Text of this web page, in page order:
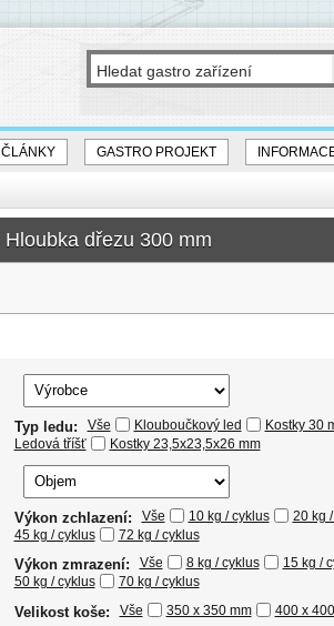
ČLÁNKY GASTRO PROJEKT
Hloubka dřezu 300 mm
Typ ledu: Vše Klouboučkový led Kostky 30
Ledová tříšť
Kostky 23,5x23,5x26 mm
Výkon zchlazení: Vše 10 kg / cyklus 20 kg
45 kg / cyklus
72 kg / cyklus
Výkon zmrazení: Vše 8 kg / cyklus 15 kg /
50 kg / cyklus
70 kg / cyklus
Velikost koše: Vše 350 x 350 mm 400 x